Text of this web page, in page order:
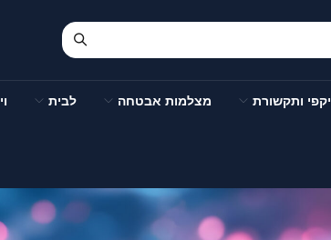
ותקשורת מצלמות אבטחה לבית